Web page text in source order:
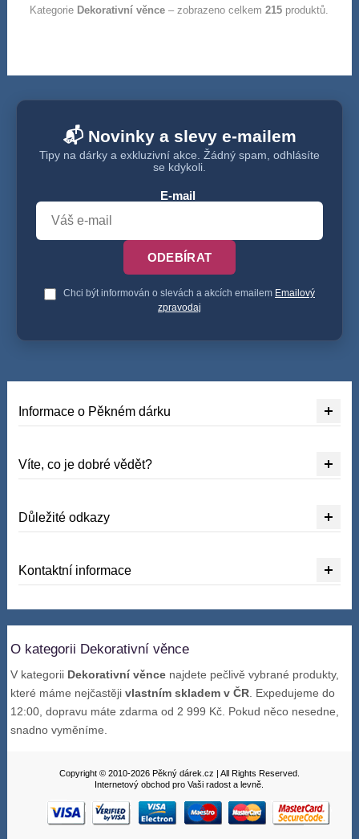
Kategorie Dekorativní věnce – zobrazeno celkem215 produktů.
📬 Novinky a slevy e-mailem
Tipy na dárky a exkluzivní akce. Žádný spam, odhlásíte
se kdykoli.
E-mail
ODEBÍRAT
Chci být informován o slevách a akcích emailem Emailový
zpravodaj
Informace o Pěkném dárku
Víte, co je dobré vědět?
Důležité odkazy
Kontaktní informace
O kategorii Dekorativní věnce
V kategorii Dekorativní věnce najdete pečlivě vybrané produkty,
které máme nejčastějivlastním skladem v ČR . Expedujeme do
12:00, dopravu máte zdarma od 2 999 Kč. Pokud něco nesedne,
snadno vyměníme.
Copyright © 2010-2026 Pěkný dárek.cz | All Rights Reserved.
Internetový obchod pro Vaši radost a levně.